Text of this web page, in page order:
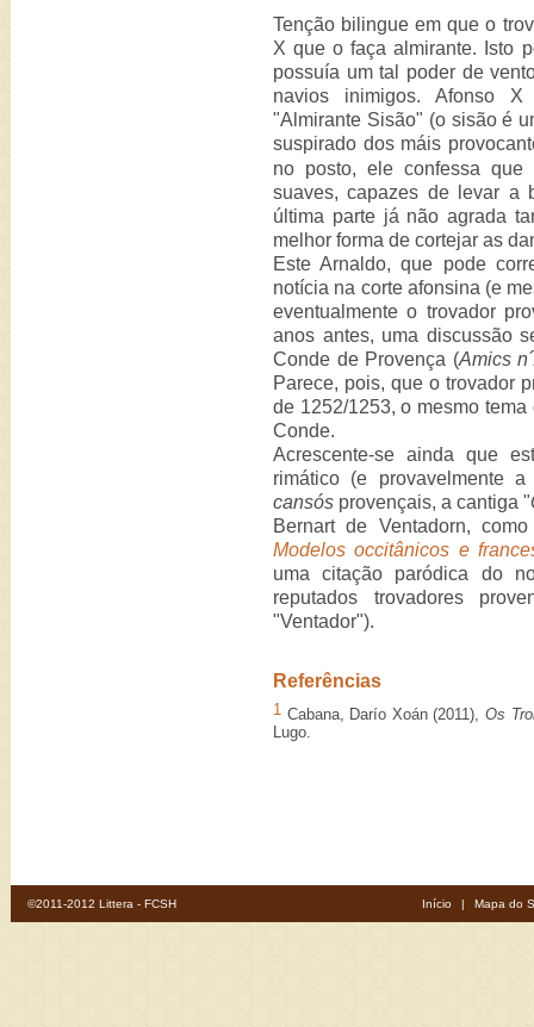
Tenção bilingue em que o
X que o faça almirante. Isto
possuía um tal poder de
navios inimigos. Afonso X
"Almirante Sisão" (o sisão é
suspirado dos máis
no posto, ele confessa que
suaves, capazes de levar a
última parte já não agrada
melhor forma de cortejar as
Este Arnaldo, que pode
notícia na corte afonsina (e
eventualmente o trovador
anos antes, uma discussão
Conde de Provença (Amics
Parece, pois, que o trovador
de 1252/1253, o mesmo
Conde.
Acrescente-se ainda que
rimático (e provavelmente
cansós provençais, a cantiga "
Bernart de Ventadorn,
Modelos occitânicos e
uma citação paródica do
reputados trovadores
"Ventador").
Referências
1 Cabana, Darío Xoán (2011), Os
Lugo.
©2011-2012 Littera - FCSH Início | Mapa do